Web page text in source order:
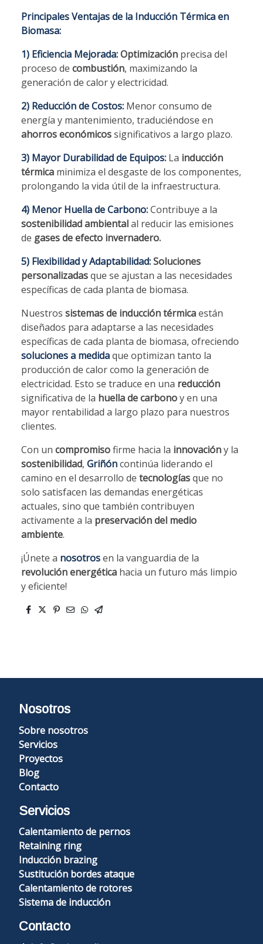
Principales Ventajas de la Inducción Térmica en
Biomasa:
1) Eficiencia Mejorada:Optimización precisa del
proceso de combustión, maximizando la
generación de calor y electricidad.
2) Reducción de Costos: Menor consumo de
energía y mantenimiento, traduciéndose en
ahorros económicossignificativos a largo plazo.
3) Mayor Durabilidad de Equipos: La inducción
térmica minimiza el desgaste de los componentes,
prolongando la vida útil de la infraestructura.
4) Menor Huella de Carbono:Contribuye a la
sostenibilidad ambientalal reducir las emisiones
de gases de efecto invernadero.
5) Flexibilidad y Adaptabilidad:Soluciones
personalizadasque se ajustan a las necesidades
específicas de cada planta de biomasa.
Nuestros sistemas de inducción térmicaestán
diseñados para adaptarse a las necesidades
específicas de cada planta de biomasa, ofreciendo
soluciones a medidaque optimizan tanto la
producción de calor como la generación de
electricidad. Esto se traduce en una reducción
significativa de la huella de carbonoy en una
mayor rentabilidad a largo plazo para nuestros
clientes.
Con un compromisofirme hacia la innovacióny la
sostenibilidad, Griñóncontinúa liderando el
camino en el desarrollo de tecnologíasque no
solo satisfacen las demandas energéticas
actuales, sino que también contribuyen
activamente a la preservación del medio
ambiente.
¡Únete a nosotrosen la vanguardia de la
revolución energética hacia un futuro más limpio
y eficiente!
Nosotros
Sobre nosotros
Servicios
Proyectos
Blog
Contacto
Servicios
Calentamiento de pernos
Retaining ring
Inducción brazing
Sustitución bordes ataque
Calentamiento de rotores
Sistema de inducción
Contacto